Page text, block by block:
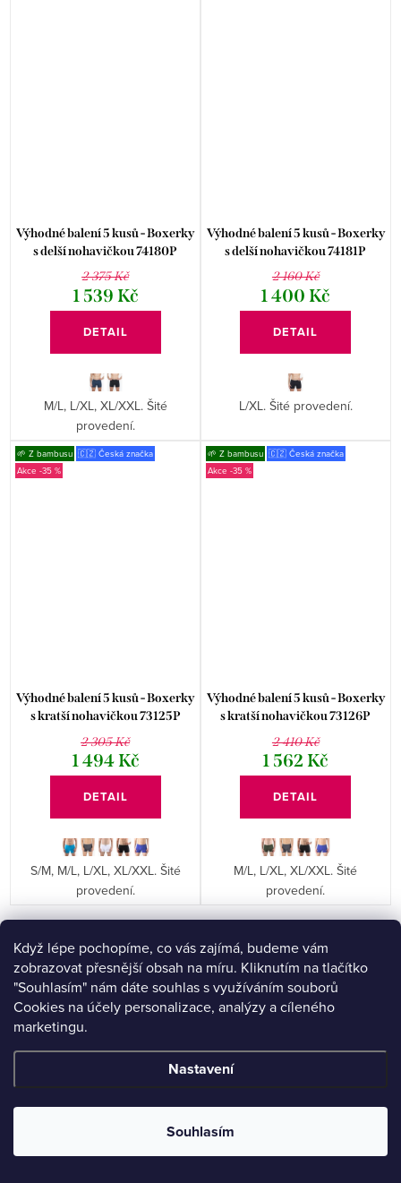
Když lépe pochopíme, co vás zajímá, budeme vám
zobrazovat přesnější obsah na míru. Kliknutím na tlačítko
"Souhlasím" nám dáte souhlas s využíváním souborů
Cookies na účely personalizace, analýzy a cíleného
marketingu.
Nastavení
Souhlasím
Výhodné balení 5 kusů - Boxerky
s delší nohavičkou 74180P
2 375 Kč
1 539 Kč
DETAIL
M/L, L/XL, XL/XXL. Šité
provedení.
Výhodné balení 5 kusů - Boxerky
s delší nohavičkou 74181P
2 160 Kč
1 400 Kč
DETAIL
L/XL. Šité provedení.
🌱 Z bambusu 🇨🇿 Česká značka
-35 %
Výhodné balení 5 kusů - Boxerky
s kratší nohavičkou 73125P
2 305 Kč
1 494 Kč
DETAIL
S/M, M/L, L/XL, XL/XXL. Šité
provedení.
🌱 Z bambusu 🇨🇿 Česká značka
-35 %
Výhodné balení 5 kusů - Boxerky
s kratší nohavičkou 73126P
2 410 Kč
1 562 Kč
DETAIL
M/L, L/XL, XL/XXL. Šité
provedení.
O
v
l
á
d
í
r
NAČÍST 30 DALŠÍCH
S
n
o
výběr z naší nabídky